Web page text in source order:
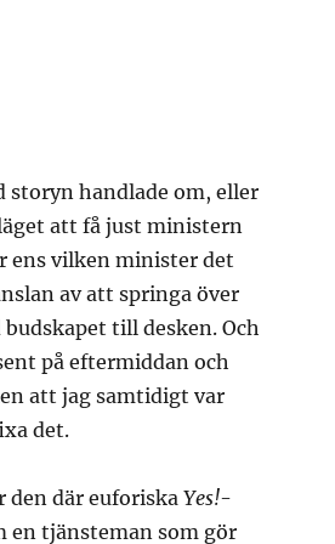
storyn handlade om, eller
att få just ministern
ens vilken minister det
av att springa över
till desken. Och
på eftermiddan och
att jag samtidigt var
det.
den där euforiskaYes!-
en tjänsteman som gör